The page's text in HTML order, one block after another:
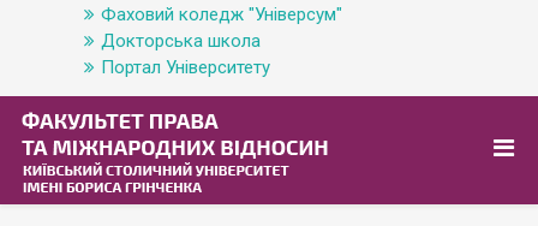
Фаховий коледж "Універсум"
Докторська школа
Портал Університету